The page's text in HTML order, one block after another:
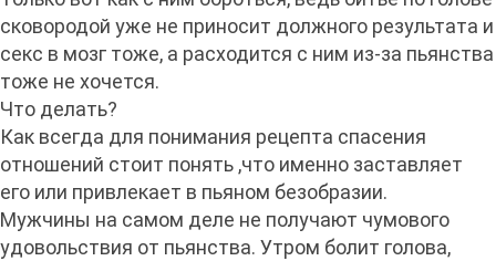
сковородой уже не приносит должного результата и
секс в мозг тоже, а расходится с ним из-за пьянства
тоже не хочется.
Что делать?
Как всегда для понимания рецепта спасения
отношений стоит понять ,что именно заставляет
его или привлекает в пьяном безобразии.
Мужчины на самом деле не получают чумового
удовольствия от пьянства. Утром болит голова,